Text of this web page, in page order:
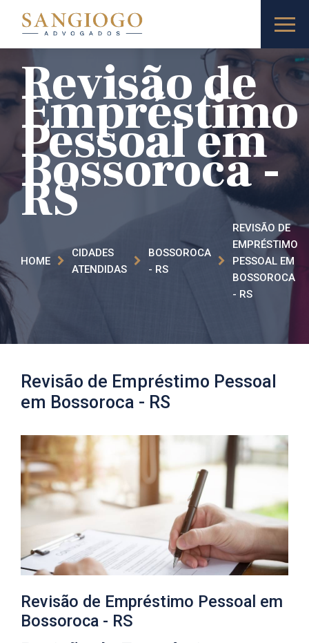
Revisão de
Empréstimo
Pessoal em
Bossoroca​ -
RS
HOME
CIDADES
ATENDIDAS
BOSSOROCA​
- RS
REVISÃO DE
EMPRÉSTIMO
PESSOAL EM
BOSSOROCA​
- RS
Revisão de Empréstimo Pessoal
em Bossoroca​ - RS
Revisão de Empréstimo Pessoal em
Bossoroca​ - RS